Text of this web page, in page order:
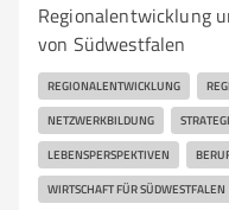
Regionalentwicklung
von Südwestfalen
REGIONALENTWICKLUNG
NETZWERKBILDUNG
LEBENSPERSPEKTIVEN
WIRTSCHAFT FÜR SÜDWESTFALEN